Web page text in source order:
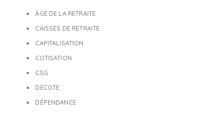
ÂGE DE LA RETRAITE
CAISSES DE RETRAITE
CAPITALISATION
COTISATION
CSG
DÉCOTE
DÉPENDANCE